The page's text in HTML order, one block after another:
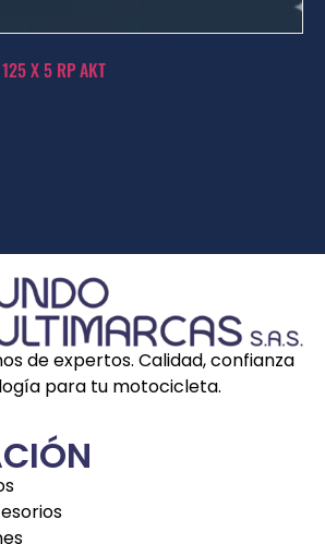
X 5 RP AKT
de expertos. Calidad, confianza
para tu motocicleta.